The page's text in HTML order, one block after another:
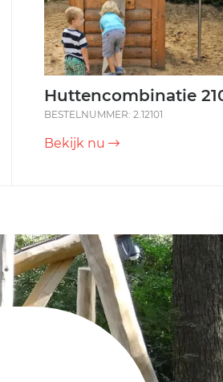
Huttencombinatie
BESTELNUMMER: 2.12101
Bekijk nu